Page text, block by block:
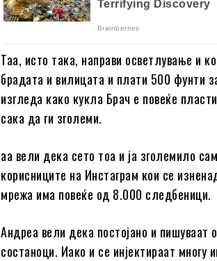
Таа, исто така, направи осветлување и
брадата и вилицата и плати 500 фунти
изгледа како кукла Брач ​​е повеќе
сака да ги зголеми.
аа вели дека сето тоа и ја зголемило
корисниците на Инстаграм кои се
мрежа има повеќе од 8.000 следбеници.
Андреа вели дека постојано и
состаноци. Иако и се инјектираат многу